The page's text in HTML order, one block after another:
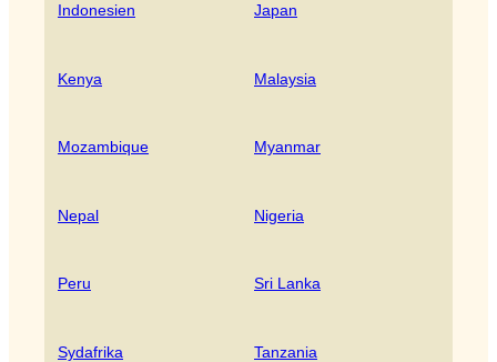
Indonesien Japan
Kenya Malaysia
Mozambique Myanmar
Nepal Nigeria
Peru Sri Lanka
Sydafrika Tanzania